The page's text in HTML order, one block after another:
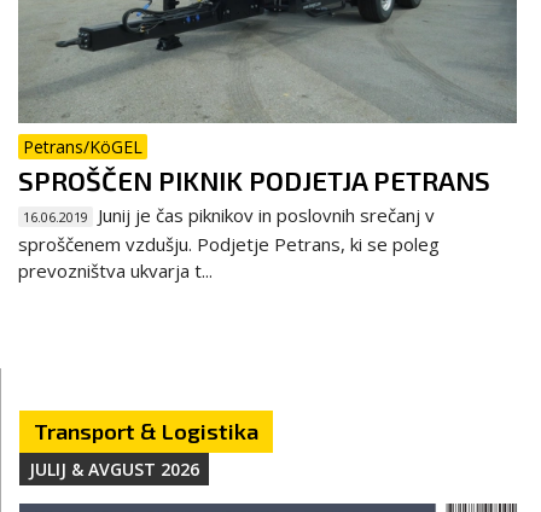
Petrans/KöGEL
SPROŠČEN PIKNIK PODJETJA PETRANS
16.06.2019
Junij je čas piknikov in poslovnih srečanj v
sproščenem vzdušju. Podjetje Petrans, ki se poleg
prevozništva ukvarja t...
Transport & Logistika
JULIJ & AVGUST 2026